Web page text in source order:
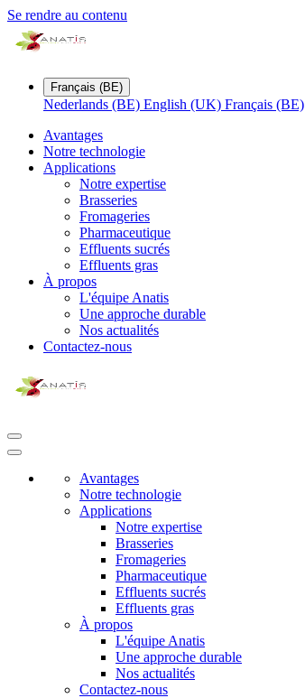
Se rendre au contenu
Français (BE)
Nederlands (BE) English (UK) Français (BE)
Avantages
Notre technologie
Applications
Notre expertise
Brasseries
Fromageries
Pharmaceutique
Effluents sucrés
Effluents gras
À propos
L'équipe Anatis
Une approche durable
Nos actualités
Contactez-nous
Avantages
Notre technologie
Applications
Notre expertise
Brasseries
Fromageries
Pharmaceutique
Effluents sucrés
Effluents gras
À propos
L'équipe Anatis
Une approche durable
Nos actualités
Contactez-nous